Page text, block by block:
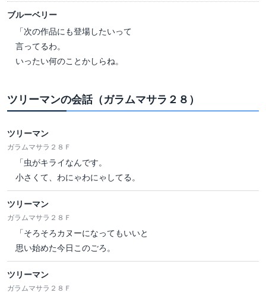
ブルーベリー
「次の作品にも登場したいって
言ってるわ。
いったい何のことかしらね。
ツリーマンの会話（ガラムマサラ２８）
ツリーマン
ガラムマサラ２８Ｆ
「虫がキライなんです。
小さくて、わにゃわにゃしてる。
ツリーマン
ガラムマサラ２８Ｆ
「そろそろカヌーになってもいいと
思い始めた今日このごろ。
ツリーマン
ガラムマサラ２８Ｆ